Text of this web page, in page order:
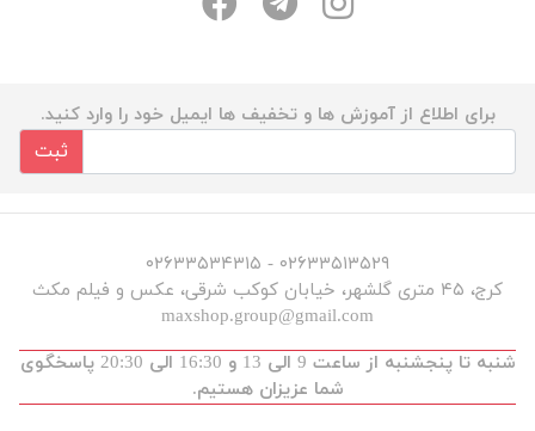
برای اطلاع از آموزش ها و تخفیف ها ایمیل خود را وارد کنید.
ثبت
۰۲۶۳۳۵۱۳۵۲۹ - ۰۲۶۳۳۵۳۴۳۱۵
کرج، ۴۵ متری گلشهر، خیابان کوکب شرقی، عکس و فیلم مکث
maxshop.group@gmail.com
شنبه تا پنجشنبه از ساعت 9 الی 13 و 16:30 الی 20:30 پاسخگوی
شما عزیزان هستیم.